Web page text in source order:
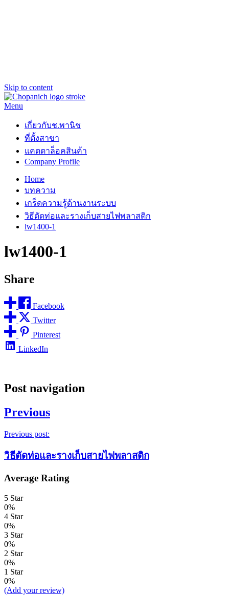
Skip to content
Menu
เกี่ยวกับช.พานิช
ที่ตั้งสาขา
แคตตาล็อคสินค้า
Company Profile
Home
บทความ
เกร็ดความรู้ด้านงานระบบ
วิธีตัดท่อและรางเก็บสายไฟพลาสติก
lw1400-1
lw1400-1
Share
Facebook
Twitter
Pinterest
LinkedIn
Post navigation
Previous
Previous post:
วิธีตัดท่อและรางเก็บสายไฟพลาสติก
Average Rating
5 Star
0%
4 Star
0%
3 Star
0%
2 Star
0%
1 Star
0%
(Add your review)